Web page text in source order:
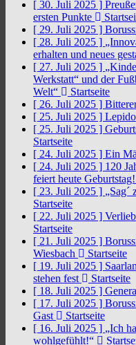
[ 30. Juli 2025 ]
ersten Punkte
[ 29. Juli 2025 ]
[ 28. Juli 2025 ]
erhalten und neues
[ 27. Juli 2025 ]
Werkstatt“ und der
Welt“
Startseite
[ 26. Juli 2025 ]
[ 25. Juli 2025 ]
[ 25. Juli 2025 ]
Startseite
[ 24. Juli 2025 ] Ein
[ 24. Juli 2025 ] 120
feiert heute Geburtstag!
[ 23. Juli 2025 ] „Sag´
Startseite
[ 22. Juli 2025 ]
Startseite
[ 21. Juli 2025 ]
Wiesbach
Startseite
[ 19. Juli 2025 ]
stehen fest
Startseite
[ 18. Juli 2025 ]
[ 17. Juli 2025 ]
Gast
Startseite
[ 16. Juli 2025 ] „Ich
wohlgefühlt!“